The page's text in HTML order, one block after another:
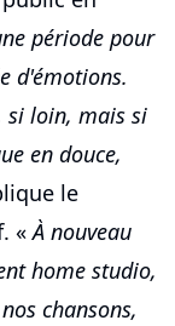
période pour
d'émotions.
si loin, mais si
en douce,
le
«À nouveau
home studio,
chansons,